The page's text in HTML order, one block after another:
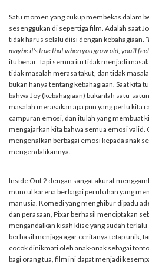
Satu momen yang cukup membekas dalam
sesenggukan di sepertiga film. Adalah saat
tidak harus selalu diisi dengan kebahagiaan.
maybe it’s true that when you grow old, you’ll
itu benar. Tapi semua itu tidak menjadi
tidak masalah merasa takut, dan tidak
bukan hanya tentang kebahagiaan. Saat kita
bahwa Joy (kebahagiaan) bukanlah satu-
masalah merasakan apa pun yang perlu kita
campuran emosi, dan itulah yang membuat
mengajarkan kita bahwa semua emosi valid.
mengenalkan berbagai emosi kepada anak
mengendalikannya.
Inside Out 2 dengan sangat akurat
muncul karena berbagai perubahan yang
manusia. Komedi yang menghibur dipadu
dan perasaan, Pixar berhasil menciptakan
mengandalkan kisah klise yang sudah
berhasil menjaga agar ceritanya tetap unik,
cocok dinikmati oleh anak-anak sebagai
bagi orang tua, film ini dapat menjadi